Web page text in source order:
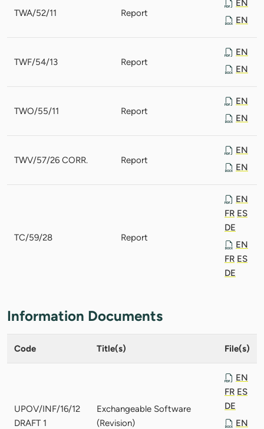
TWA/52/11 Report
EN
EN
TWF/54/13 Report
EN
EN
TWO/55/11 Report
EN
EN
TWV/57/26 CORR. Report
EN
EN
TC/59/28 Report
EN
FR ES
DE
EN
FR ES
DE
Information Documents
Code Title(s) File(s)
UPOV/INF/16/12
DRAFT 1
Exchangeable Software
(Revision)
EN
FR ES
DE
EN